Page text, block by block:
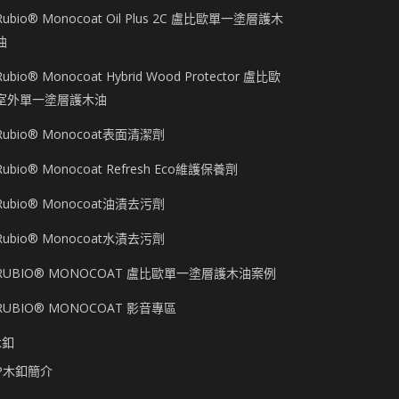
Monocoat Oil Plus 2C 盧比歐單一塗層護木
Monocoat Hybrid Wood Protector 盧比歐
外單一塗層護木油
Monocoat表面清潔劑
Monocoat Refresh Eco維護保養劑
Monocoat油漬去污劑
Monocoat水漬去污劑
MONOCOAT 盧比歐單一塗層護木油案例
MONOCOAT 影音專區
木釦簡介